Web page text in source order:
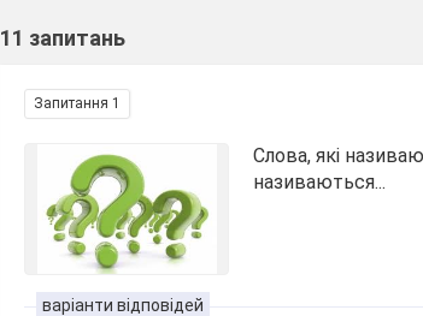
11 запитань
Запитання 1
Слова, які
називаються...
варіанти відповідей